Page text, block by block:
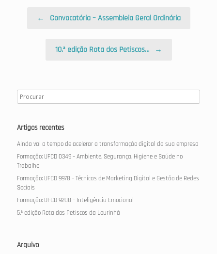
← Convocatória – Assembleia Geral Ordinária
10.ª edição Rota dos Petiscos… →
Artigos recentes
Ainda vai a tempo de acelerar a transformação digital da sua empresa
Formação: UFCD 0349 – Ambiente, Segurança, Higiene e Saúde no
Trabalho
Formação: UFCD 9978 – Técnicas de Marketing Digital e Gestão de Redes
Sociais
Formação: UFCD 9208 – Inteligência Emocional
5.ª edição Rota dos Petiscos da Lourinhã
Arquivo